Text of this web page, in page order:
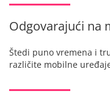
Odgovarajući na
Štedi puno vremena i
različite mobilne